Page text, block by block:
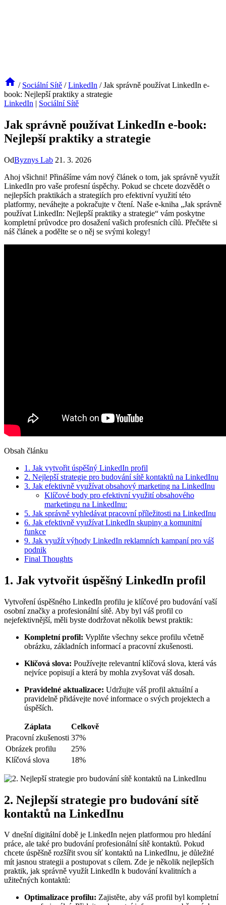
/ Sociální Sítě / LinkedIn / Jak správně používat LinkedIn e-
book: Nejlepší praktiky a strategie
LinkedIn | Sociální Sítě
Jak správně používat LinkedIn e-book:
Nejlepší praktiky a strategie
OdByznys Lab 21. 3. 2026
Ahoj všichni! Přinášíme vám nový článek o tom, jak správně využít
LinkedIn pro vaše profesní úspěchy. Pokud se chcete dozvědět o
nejlepších praktikách a strategiích pro efektivní využití této
platformy, neváhejte a pokračujte v čtení. Naše e-kniha „Jak správně
používat LinkedIn: Nejlepší praktiky a strategie“ vám poskytne
kompletní průvodce pro dosažení vašich profesních cílů. Přečtěte si
náš článek a podělte se o něj se svými kolegy!
Obsah článku
1. Jak vytvořit úspěšný LinkedIn profil
2. Nejlepší strategie pro budování sítě kontaktů na LinkedInu
3. Jak efektivně využívat obsahový marketing na LinkedInu
Klíčové body pro efektivní využití obsahového
marketingu na LinkedInu:
5. Jak správně vyhledávat pracovní příležitosti na LinkedInu
6. Jak efektivně využívat LinkedIn skupiny a komunitní
funkce
9. Jak využít výhody LinkedIn reklamních kampaní pro váš
podnik
Final Thoughts
1. Jak vytvořit úspěšný LinkedIn profil
Vytvoření úspěšného LinkedIn profilu je klíčové pro budování vaší
osobní značky a profesionální sítě. Aby byl váš profil co
nejefektivnější, měli byste dodržovat několik bewst praktik:
Kompletní profil: Vyplňte všechny sekce profilu včetně
obrázku, základních informací a pracovní zkušenosti.
Klíčová slova: Používejte relevantní klíčová slova, která vás
nejvíce popisují a která by mohla zvyšovat váš dosah.
Pravidelné aktualizace: Udržujte váš profil aktuální a
pravidelně přidávejte nové informace o svých projektech a
úspěších.
Záplata
Celkově
Pracovní zkušenosti 37%
Obrázek profilu
25%
Klíčová slova
18%
2. Nejlepší strategie pro budování sítě
kontaktů na LinkedInu
V dnešní digitální době je LinkedIn nejen platformou pro hledání
práce, ale také pro budování profesionální sítě kontaktů. Pokud
chcete úspěšně rozšířit svou síť kontaktů na LinkedInu, je důležité
mít jasnou strategii a postupovat s cílem. Zde je několik nejlepších
praktik, jak správně využít LinkedIn k budování kvalitních a
užitečných kontaktů:
Optimalizace profilu: Zajistěte, aby váš profil byl kompletní